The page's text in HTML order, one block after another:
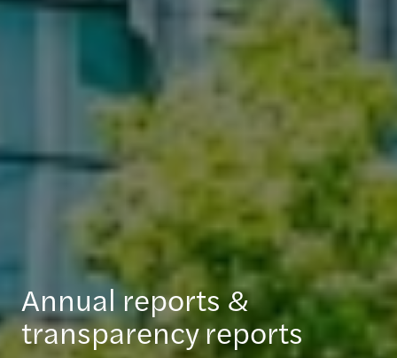
Annual reports &
transparency reports